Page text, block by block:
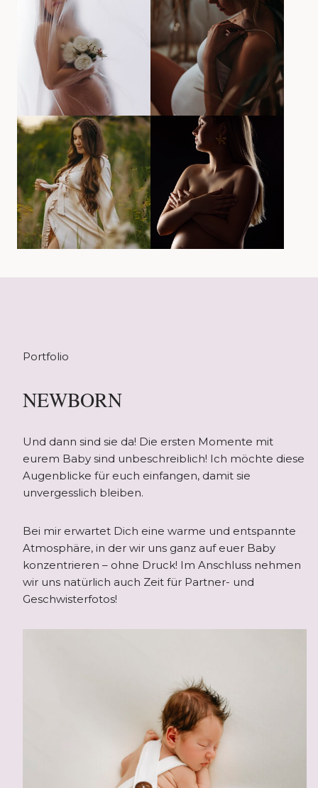
Portfolio
NEWBORN
Und dann sind sie da! Die ersten Momente mit
eurem Baby sind unbeschreiblich! Ich möchte diese
Augenblicke für euch einfangen, damit sie
unvergesslich bleiben.
Bei mir erwartet Dich eine warme und entspannte
Atmosphäre, in der wir uns ganz auf euer Baby
konzentrieren – ohne Druck! Im Anschluss nehmen
wir uns natürlich auch Zeit für Partner- und
Geschwisterfotos!